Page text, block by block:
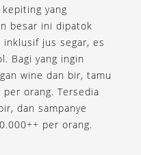
yang
besar ini dipatok
inklusif jus segar, es
Bagi yang ingin
wine dan bir, tamu
per orang. Tersedia
dan sampanye
per orang.